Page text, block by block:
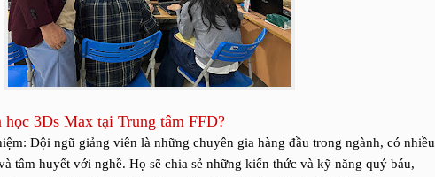
học 3Ds Max tại Trung tâm FFD?
Đội ngũ giảng viên là những chuyên gia hàng đầu trong ngành, có nhiều
tâm huyết với nghề. Họ sẽ chia sẻ những kiến thức và kỹ năng quý báu,